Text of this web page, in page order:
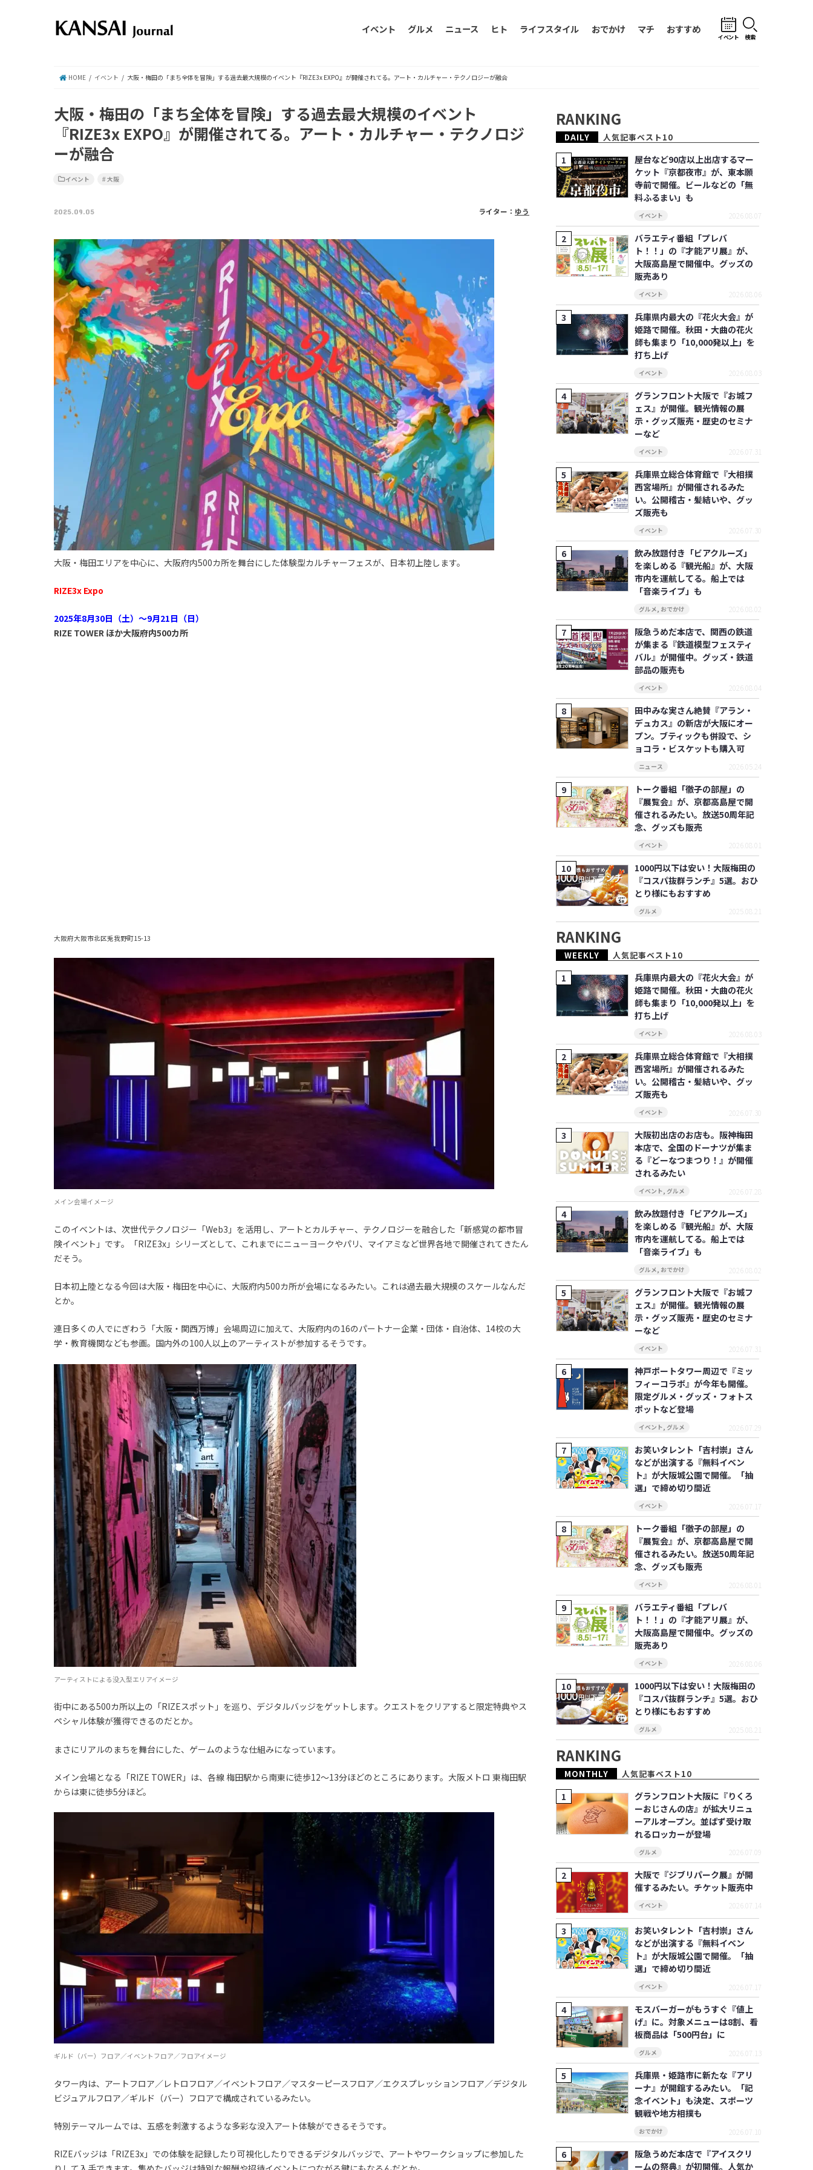
イベント グルメ ニュース ヒト ライフスタイル おでかけ マチ おすすめ
イベント 検索
HOME イベント 大阪・梅田の「まち全体を冒険」する過去最大規模のイベント『RIZE3x EXPO』が開催されてる。アート・カルチャー・テクノロジーが融合
大阪・梅田の「まち全体を冒険」する過去最大規模のイベント
『RIZE3x EXPO』が開催されてる。アート・カルチャー・テクノロジ
ーが融合
イベント 大阪
2025.09.05 ライター： ゆう
大阪・梅田エリアを中心に、大阪府内500カ所を舞台にした体験型カルチャーフェスが、日本初上陸します。
RIZE3x Expo
2025年8月30日（土）～9月21日（日）
RIZE TOWER ほか大阪府内500カ所
大阪府大阪市北区兎我野町15-13
メイン会場イメージ
このイベントは、次世代テクノロジー「Web3」を活用し、アートとカルチャー、テクノロジーを融合した「新感覚の都市冒
険イベント」です。「RIZE3x」シリーズとして、これまでにニューヨークやパリ、マイアミなど世界各地で開催されてきたん
だそう。
日本初上陸となる今回は大阪・梅田を中心に、大阪府内500カ所が会場になるみたい。これは過去最大規模のスケールなんだ
とか。
連日多くの人でにぎわう「大阪・関西万博」会場周辺に加えて、大阪府内の16のパートナー企業・団体・自治体、14校の大
学・教育機関なども参画。国内外の100人以上のアーティストが参加するそうです。
アーティストによる没入型エリアイメージ
街中にある500カ所以上の「RIZEスポット」を巡り、デジタルバッジをゲットします。クエストをクリアすると限定特典やス
ペシャル体験が獲得できるのだとか。
まさにリアルのまちを舞台にした、ゲームのような仕組みになっています。
メイン会場となる「RIZE TOWER」は、各線 梅田駅から南東に徒歩12～13分ほどのところにあります。大阪メトロ 東梅田駅
からは東に徒歩5分ほど。
ギルド（バー）フロア／イベントフロア／フロアイメージ
タワー内は、アートフロア／レトロフロア／イベントフロア／マスターピースフロア／エクスプレッションフロア／デジタル
ビジュアルフロア／ギルド（バー）フロアで構成されているみたい。
特別テーマルームでは、五感を刺激するような多彩な没入アート体験ができるそうです。
RIZEバッジは「RIZE3x」での体験を記録したり可視化したりできるデジタルバッジで、アートやワークショップに参加した
RANKING
DAILY 人気記事ベスト10
屋台など90店以上出店するマー
ケット『京都夜市』が、東本願
寺前で開催。ビールなどの「無
料ふるまい」も
イベント 2026.08.07
バラエティ番組「プレバ
ト！！」の『才能アリ展』が、
大阪高島屋で開催中。グッズの
販売あり
イベント 2026.08.06
兵庫県内最大の『花火大会』が
姫路で開催。秋田・大曲の花火
師も集まり「10,000発以上」を
打ち上げ
イベント 2026.08.03
グランフロント大阪で『お城フ
ェス』が開催。観光情報の展
示・グッズ販売・歴史のセミナ
ーなど
イベント 2026.07.31
兵庫県立総合体育館で『大相撲
西宮場所』が開催されるみた
い。公開稽古・髪結いや、グッ
ズ販売も
イベント 2026.07.30
飲み放題付き「ビアクルーズ」
を楽しめる『観光船』が、大阪
市内を運航してる。船上では
「音楽ライブ」も
グルメ おでかけ 2026.08.02
阪急うめだ本店で、関西の鉄道
が集まる『鉄道模型フェスティ
バル』が開催中。グッズ・鉄道
部品の販売も
イベント 2026.08.04
田中みな実さん絶賛『アラン・
デュカス』の新店が大阪にオー
プン。ブティックも併設で、シ
ョコラ・ビスケットも購入可
ニュース 2026.05.24
トーク番組「徹子の部屋」の
『展覧会』が、京都高島屋で開
催されるみたい。放送50周年記
念、グッズも販売
イベント 2026.08.01
1000円以下は安い！大阪梅田の
『コスパ抜群ランチ』5選。おひ
とり様にもおすすめ
グルメ 2025.08.21
RANKING
WEEKLY 人気記事ベスト10
兵庫県内最大の『花火大会』が
姫路で開催。秋田・大曲の花火
師も集まり「10,000発以上」を
打ち上げ
イベント 2026.08.03
兵庫県立総合体育館で『大相撲
西宮場所』が開催されるみた
い。公開稽古・髪結いや、グッ
ズ販売も
イベント 2026.07.30
大阪初出店のお店も。阪神梅田
本店で、全国のドーナツが集ま
る『どーなつまつり！』が開催
されるみたい
イベント,グルメ 2026.07.28
飲み放題付き「ビアクルーズ」
を楽しめる『観光船』が、大阪
市内を運航してる。船上では
「音楽ライブ」も
グルメ, おでかけ 2026.08.02
グランフロント大阪で『お城フ
ェス』が開催。観光情報の展
示・グッズ販売・歴史のセミナ
ーなど
イベント 2026.07.31
神戸ポートタワー周辺で『ミッ
フィーコラボ』が今年も開催。
限定グルメ・グッズ・フォトス
ポットなど登場
イベント,グルメ 2026.07.29
お笑いタレント「吉村崇」さん
などが出演する『無料イベン
ト』が大阪城公園で開催。「抽
選」で締め切り間近
イベント 2026.07.17
トーク番組「徹子の部屋」の
『展覧会』が、京都高島屋で開
催されるみたい。放送50周年記
念、グッズも販売
イベント 2026.08.01
バラエティ番組「プレバ
ト！！」の『才能アリ展』が、
大阪高島屋で開催中。グッズの
販売あり
イベント 2026.08.06
1000円以下は安い！大阪梅田の
『コスパ抜群ランチ』5選。おひ
とり様にもおすすめ
グルメ 2025.08.21
RANKING
MONTHLY 人気記事ベスト10
グランフロント大阪に『りくろ
ーおじさんの店』が拡大リニュ
ーアルオープン。並ばず受け取
れるロッカーが登場
グルメ 2026.07.09
大阪で『ジブリパーク展』が開
催するみたい。チケット販売中
イベント 2026.07.14
お笑いタレント「吉村崇」さん
などが出演する『無料イベン
ト』が大阪城公園で開催。「抽
選」で締め切り間近
イベント 2026.07.17
モスバーガーがもうすぐ『値上
げ』に。対象メニューは8割、看
板商品は「500円台」に
グルメ 2026.07.13
兵庫県・姫路市に新たな『アリ
ーナ』が開館するみたい。「記
念イベント」も決定、スポーツ
観戦や地方相撲も
おでかけ 2026.07.10
阪急うめだ本店で『アイスクリ
ームの祭典』が初開催。人気か